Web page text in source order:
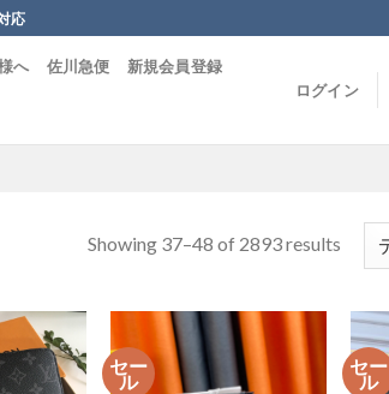
応
へ 佐川急便 新規会員登録
ログイン
Showing 37–48 of 2893 results
セー
ル
セー
ル